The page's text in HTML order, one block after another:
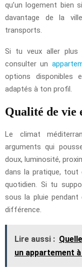
qu’un logement
davantage de la
transports.
Si tu veux aller plus
consulter un
options disponibles
adaptés à ton profil.
Qualité de vie
Le climat
arguments qui
doux, luminosité,
dans la pratique, tout
quotidien. Si tu
sous la pluie
différence.
Lire aussi :
un appartement